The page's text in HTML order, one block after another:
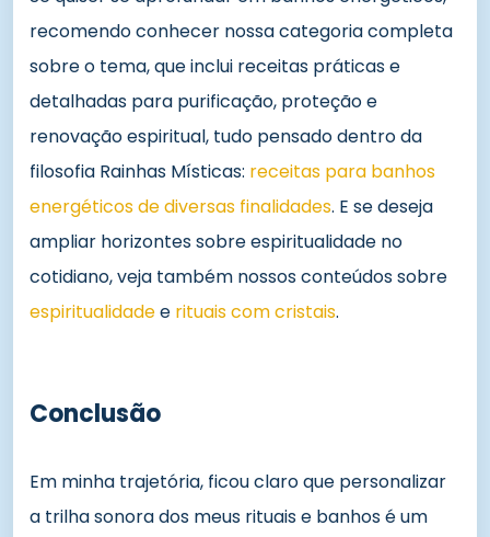
recomendo conhecer nossa categoria completa
sobre o tema, que inclui receitas práticas e
detalhadas para purificação, proteção e
renovação espiritual, tudo pensado dentro da
filosofia Rainhas Místicas: receitas para banhos
energéticos de diversas finalidades. E se deseja
ampliar horizontes sobre espiritualidade no
cotidiano, veja também nossos conteúdos sobre
espiritualidadee rituais com cristais.
Conclusão
Em minha trajetória, ficou claro que personalizar
a trilha sonora dos meus rituais e banhos é um